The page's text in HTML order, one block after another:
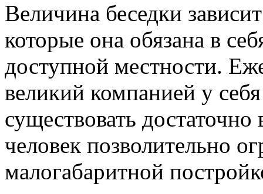
Величина беседки
которые она обязана в
доступной местности.
великий компанией у
существовать
человек позволительно
малогабаритной